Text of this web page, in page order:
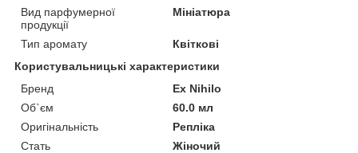
Вид парфумерної
продукції
Мініатюра
Тип аромату
Квіткові
Користувальницькі характеристики
Бренд
Ex Nihilo
Об`єм
60.0 мл
Оригінальність
Репліка
Стать
Жіночий